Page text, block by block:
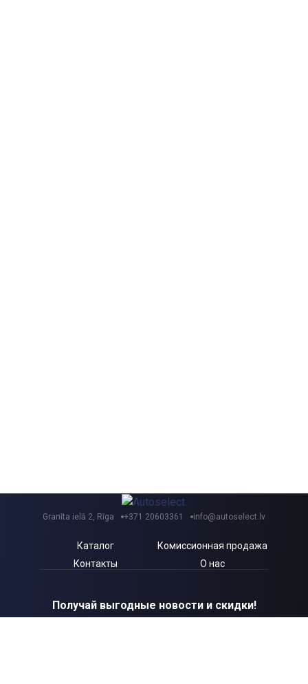
Granīta ielā 2, Rīga +371 20603361 info@autoselect.lv
Каталог
Комиссионная продажа
Контакты
О нас
Получай выгодные новости и скидки!